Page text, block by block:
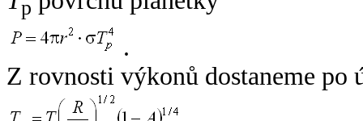
p
.
Z rovnosti výkonů dostaneme po